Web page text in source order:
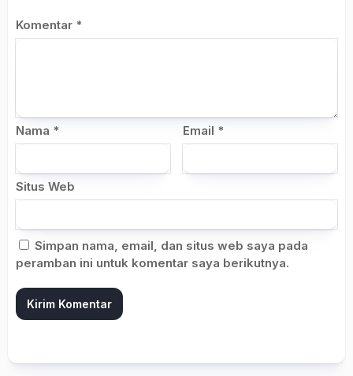
Komentar *
Nama * Email *
Situs Web
Simpan nama, email, dan situs web saya pada
peramban ini untuk komentar saya berikutnya.